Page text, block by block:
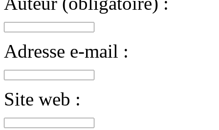
Adresse e-mail :
Site web :